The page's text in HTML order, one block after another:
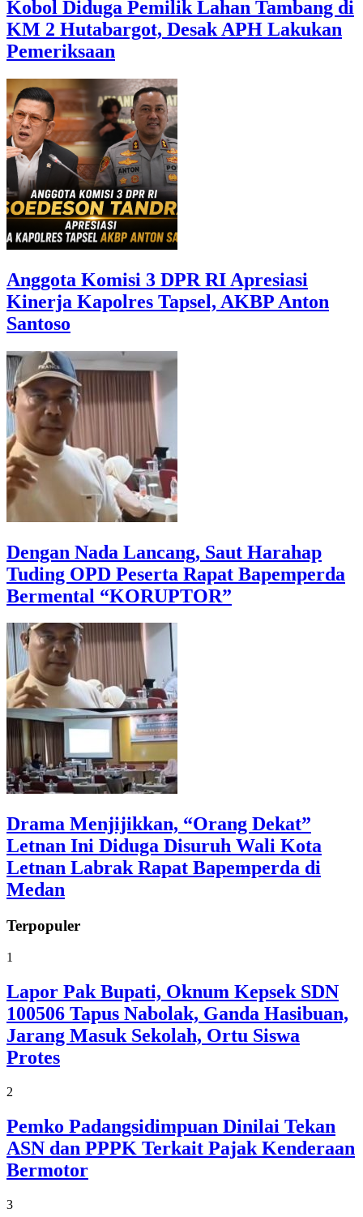
Kobol Diduga Pemilik Lahan Tambang di
KM 2 Hutabargot, Desak APH Lakukan
Pemeriksaan
Anggota Komisi 3 DPR RI Apresiasi
Kinerja Kapolres Tapsel, AKBP Anton
Santoso
Dengan Nada Lancang, Saut Harahap
Tuding OPD Peserta Rapat Bapemperda
Bermental “KORUPTOR”
Drama Menjijikkan, “Orang Dekat”
Letnan Ini Diduga Disuruh Wali Kota
Letnan Labrak Rapat Bapemperda di
Medan
Terpopuler
1
Lapor Pak Bupati, Oknum Kepsek SDN
100506 Tapus Nabolak, Ganda Hasibuan,
Jarang Masuk Sekolah, Ortu Siswa
Protes
2
Pemko Padangsidimpuan Dinilai Tekan
ASN dan PPPK Terkait Pajak Kenderaan
Bermotor
3